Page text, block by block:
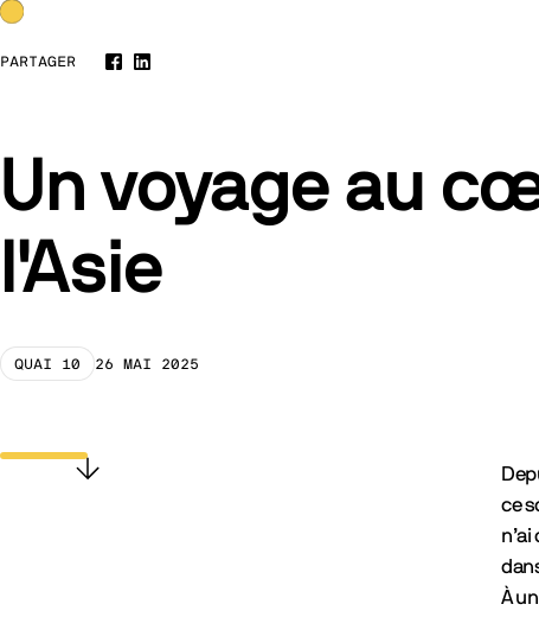
Un voyage au
l'Asie
QUAI 10 26 MAI 2025
Scroller vers le contenu
PARTAGER
Facebook
LinkedIn
ce
À